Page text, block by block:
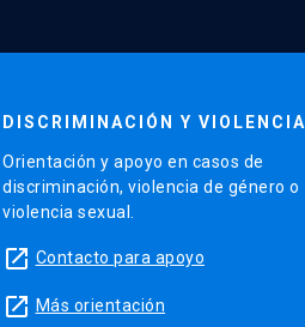
DISCRIMINACIÓN Y VIOLENCIA
Orientación y apoyo en casos de
discriminación, violencia de género o
violencia sexual.
launch Contacto para apoyo
launch Más orientación